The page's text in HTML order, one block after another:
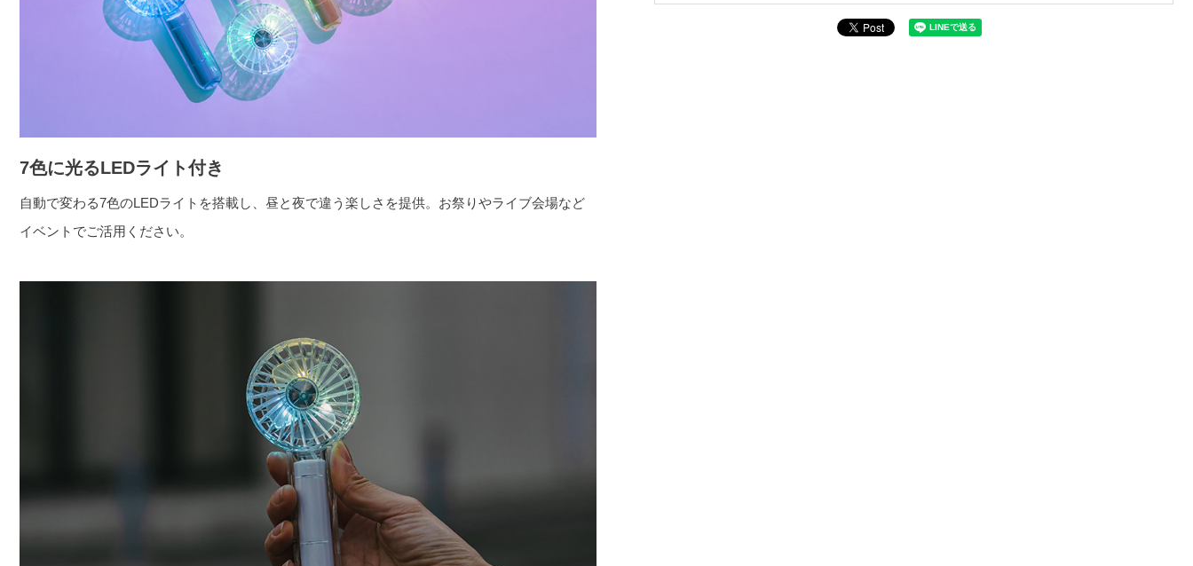
7色に光るLEDライト付き
自動で変わる7色のLEDライトを搭載し、昼と夜で違う楽しさを提供。お祭りやライブ会場など
イベントでご活用ください。